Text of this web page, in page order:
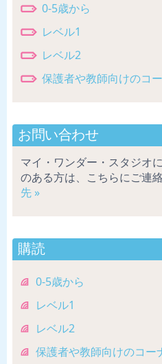
0-5歳から
レベル1
レベル2
保護者や教師向けのコ
お問い合わせ
マイ・ワンダー・スタジオ
のある方は、こちらにご連絡
先 »
購読
0-5歳から
レベル1
レベル2
保護者や教師向けのコー